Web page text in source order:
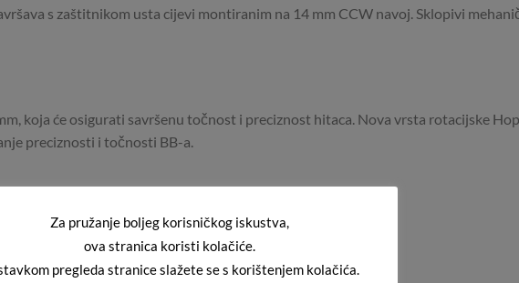
s zaštitnikom usta cijevi montiranim na 14 mm CCW navoj. Sklopivi
koja će osigurati savršenu točnost i preciznost hitaca. Nova vrsta rotacijske
preciznosti i točnosti BB-a.
stabilnost BB-ova i učiniti pogotke još točnijim.
Za pružanje boljeg korisničkog iskustva,
ova stranica koristi kolačiće.
pregleda stranice slažete se s korištenjem kolačića.